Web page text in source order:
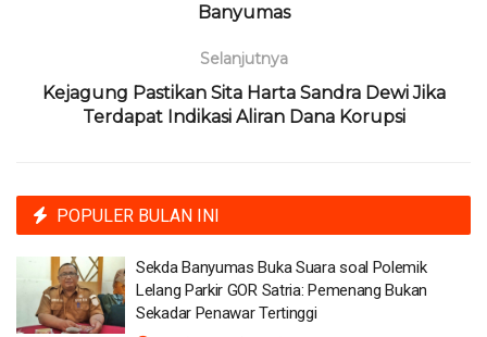
Banyumas
Selanjutnya
Kejagung Pastikan Sita Harta Sandra Dewi Jika
Terdapat Indikasi Aliran Dana Korupsi
POPULER BULAN INI
Sekda Banyumas Buka Suara soal Polemik
Lelang Parkir GOR Satria: Pemenang Bukan
Sekadar Penawar Tertinggi